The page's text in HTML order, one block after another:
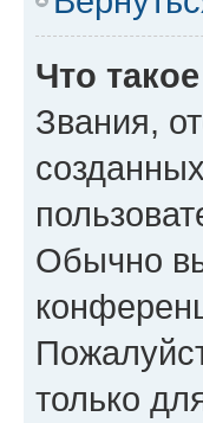
Что
Звания,
Обычно
только